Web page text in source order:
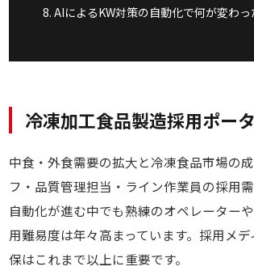
AIによるKW対策の自動化で何が変わっ
冷凍加工食品製造採用ポー
中食・外食需要の拡大と冷凍食品市場の
フ・品質管理担当・ライン作業員の採用
自動化が進む中でも熟練のオペレーター
用難易度は年々高まっています。採用メ
保はこれまで以上に重要です。